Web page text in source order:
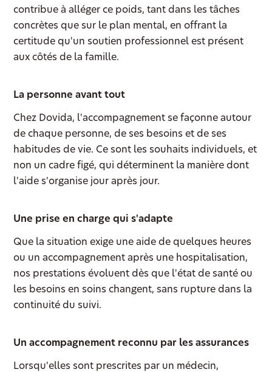
contribue à alléger ce poids, tant dans les tâches
concrètes que sur le plan mental, en offrant la
certitude qu'un soutien professionnel est présent
aux côtés de la famille.
La personne avant tout
Chez Dovida, l'accompagnement se façonne autour
de chaque personne, de ses besoins et de ses
habitudes de vie. Ce sont les souhaits individuels, et
non un cadre figé, qui déterminent la manière dont
l'aide s'organise jour après jour.
Une prise en charge qui s'adapte
Que la situation exige une aide de quelques heures
ou un accompagnement après une hospitalisation,
nos prestations évoluent dès que l'état de santé ou
les besoins en soins changent, sans rupture dans la
continuité du suivi.
Un accompagnement reconnu par les assurances
Lorsqu'elles sont prescrites par un médecin,